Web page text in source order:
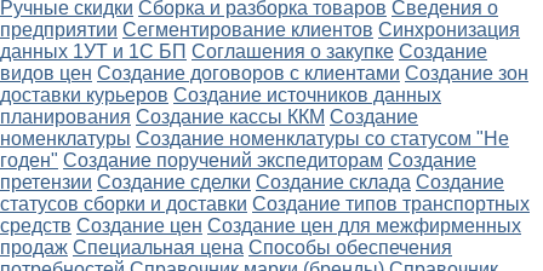
Ручные скидки Сборка и разборка товаров Сведения о
предприятии Сегментирование клиентов Синхронизация
данных 1УТ и 1С БП Соглашения о закупке Создание
видов цен Создание договоров с клиентами Создание зон
доставки курьеров Создание источников данных
планирования Создание кассы ККМ Создание
номенклатуры Создание номенклатуры со статусом "Не
годен" Создание поручений экспедиторам Создание
претензии Создание сделки Создание склада Создание
статусов сборки и доставки Создание типов транспортных
средств Создание цен Создание цен для межфирменных
продаж Специальная цена Способы обеспечения